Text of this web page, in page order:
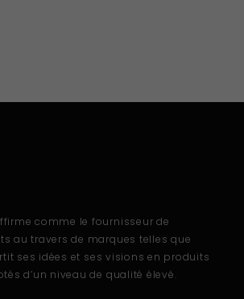
comme le fournisseur de
au travers de marques telles que
ses idées et ses visions en produits
d’un niveau de qualité élevé.